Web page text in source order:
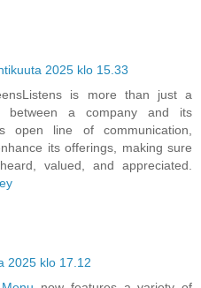
2025 klo 15.33
is more than just a
between a company and its
open line of communication,
its offerings, making sure
valued, and appreciated.
2025 klo 17.12